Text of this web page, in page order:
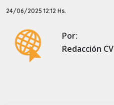
24/06/2025 12:12 Hs.
Por:
Redacción CV